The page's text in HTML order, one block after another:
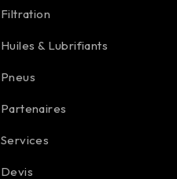
Filtration
Huiles & Lubrifiants
Pneus
Partenaires
Services
Devis